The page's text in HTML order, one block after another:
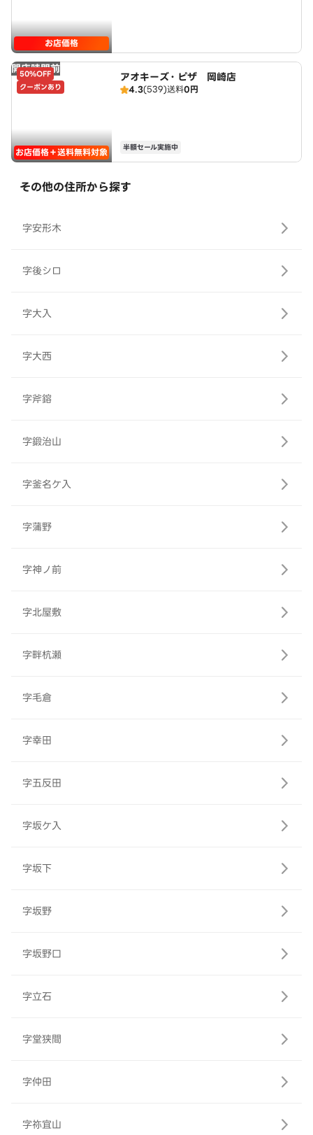
お店価格
開店時間前
50%OFF
クーポンあり
お店価格＋送料無料対象
アオキーズ・ピザ 岡崎店
4.3(539)送料0円
半額セール実施中
その他の住所から探す
字安形木
字後シロ
字大入
字大西
字斧鎔
字鍛治山
字釜名ケ入
字蒲野
字神ノ前
字北屋敷
字畔杭瀬
字毛倉
字幸田
字五反田
字坂ケ入
字坂下
字坂野
字坂野口
字立石
字堂狭間
字仲田
字祢宜山